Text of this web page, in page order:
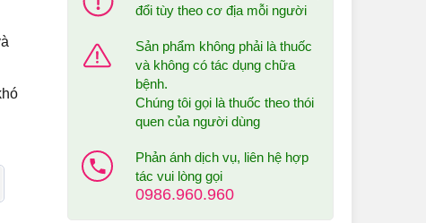
đổi tùy theo cơ địa mỗi người
Sản phẩm không phải là thuốc
và không có tác dụng chữa
bệnh.
Chúng tôi gọi là thuốc theo thói
quen của người dùng
Phản ánh dịch vụ, liên hệ hợp
tác vui lòng gọi
0986.960.960